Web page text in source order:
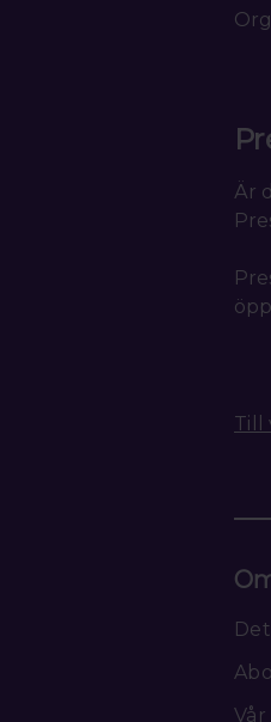
Är
Till